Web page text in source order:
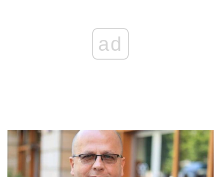
ad